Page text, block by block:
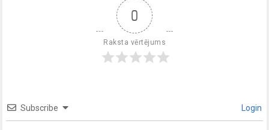
0
Raksta vērtējums
Subscribe Login